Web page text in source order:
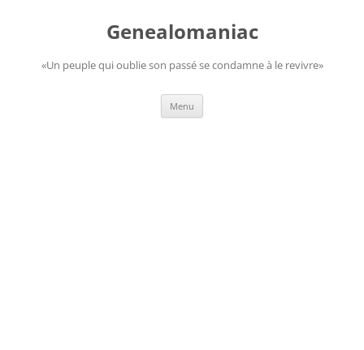
Genealomaniac
«Un peuple qui oublie son passé se condamne à le revivre»
Menu